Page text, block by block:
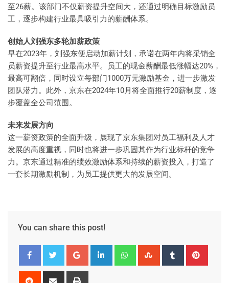
至26薪。该部门不仅薪资提升空间大，还通过明确目标激励员
工，逐步构建行业最具吸引力的薪酬体系。
创始人刘强东多轮加薪政策
早在2023年，刘强东便启动加薪计划，承诺在两年内将采销全
员薪资提升至行业最高水平。员工的现金薪酬最低涨幅达20%，
最高可翻倍，同时设立每部门1000万元激励基金，进一步激发
团队潜力。此外，京东在2024年10月将全面推行20薪制度，逐
步覆盖全公司范围。
未来发展方向
这一薪资政策的全面升级，展现了京东集团对员工福利及人才
发展的高度重视，同时也将进一步巩固其作为行业标杆的竞争
力。京东通过精准的绩效激励体系和持续的薪资投入，打造了
一套长期激励机制，为员工提供更大的发展空间。
You can share this post!